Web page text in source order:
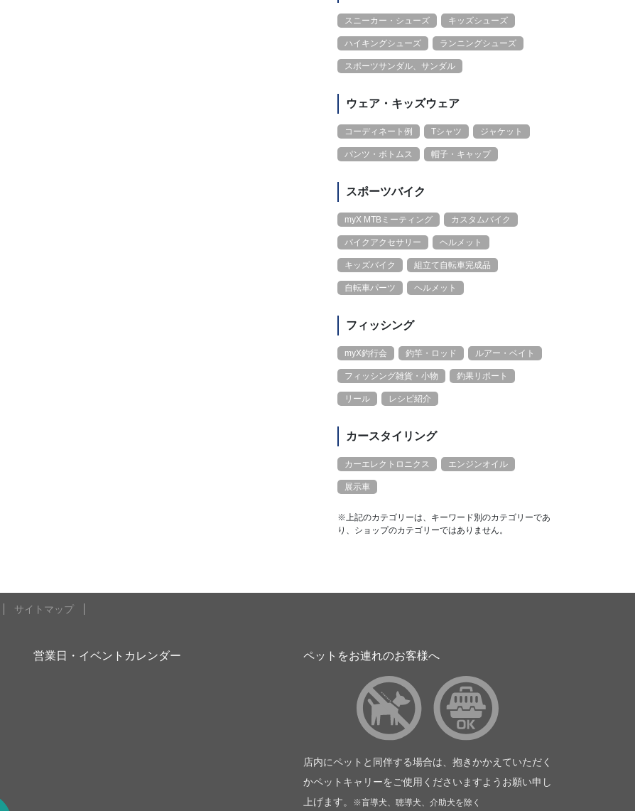
スニーカー・シューズ キッズシューズ
ハイキングシューズ ランニングシューズ
スポーツサンダル、サンダル
ウェア・キッズウェア
コーディネート例 Tシャツ ジャケット
パンツ・ボトムス 帽子・キャップ
スポーツバイク
myX MTBミーティング カスタムバイク
バイクアクセサリー ヘルメット
キッズバイク 組立て自転車完成品
自転車パーツ ヘルメット
フィッシング
myX釣行会 釣竿・ロッド ルアー・ベイト
フィッシング雑貨・小物 釣果リポート
リール レシピ紹介
カースタイリング
カーエレクトロニクス エンジンオイル
展示車
※上記のカテゴリーは、キーワード別のカテゴリーであ
り、ショップのカテゴリーではありません。
サイトマップ
営業日・イベントカレンダー ペットをお連れのお客様へ
店内にペットと同伴する場合は、抱きかかえていただく
かペットキャリーをご使用くださいますようお願い申し
上げます。
※盲導犬、聴導犬、介助犬を除く